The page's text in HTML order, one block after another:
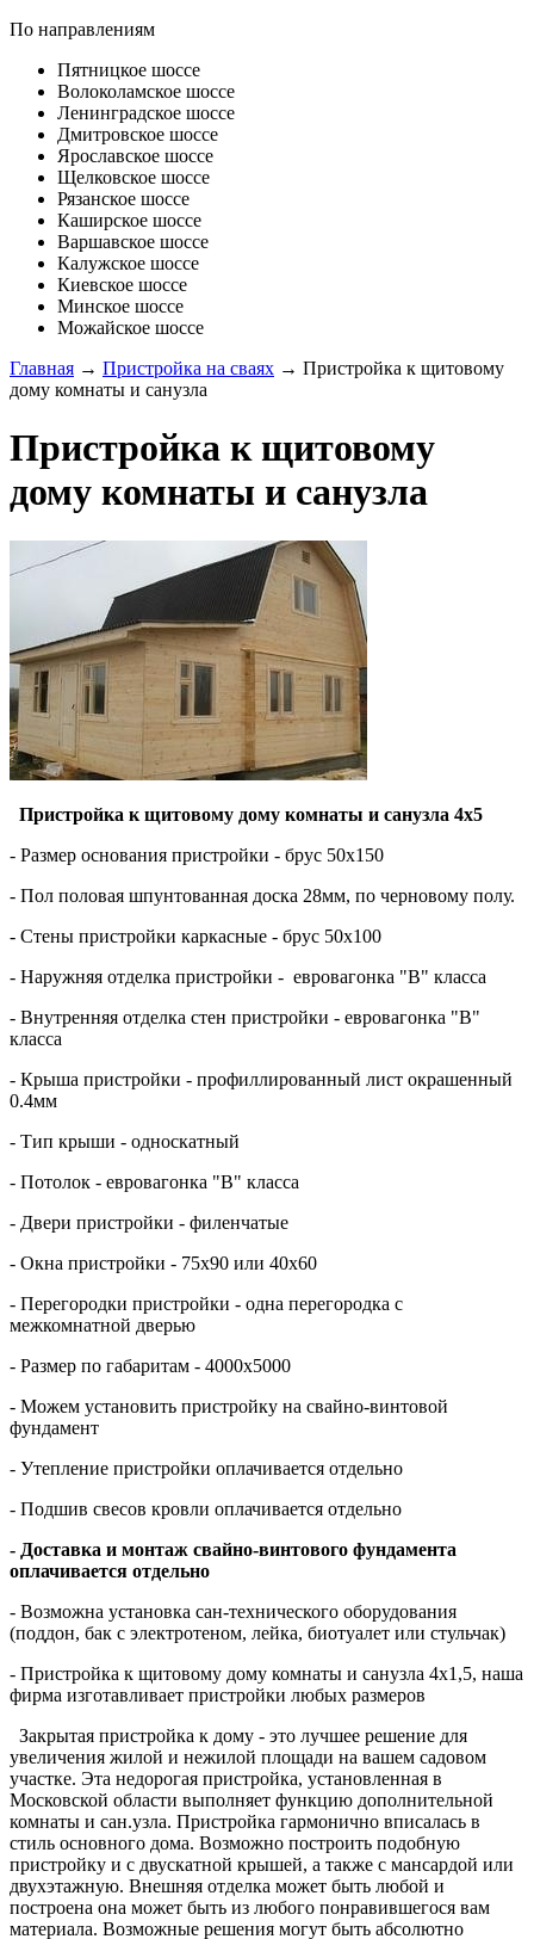
По направлениям
Пятницкое шоссе
Волоколамское шоссе
Ленинградское шоссе
Дмитровское шоссе
Ярославское шоссе
Щелковское шоссе
Рязанское шоссе
Каширское шоссе
Варшавское шоссе
Калужское шоссе
Киевское шоссе
Минское шоссе
Можайское шоссе
Главная → Пристройка на сваях → Пристройка к щитовому
дому комнаты и санузла
Пристройка к щитовому
дому комнаты и санузла
Пристройка к щитовому дому комнаты и санузла 4х5
- Размер основания пристройки - брус 50х150
- Пол половая шпунтованная доска 28мм, по черновому полу.
- Стены пристройки каркасные - брус 50х100
- Наружняя отделка пристройки - евровагонка "В" класса
- Внутренняя отделка стен пристройки - евровагонка "В"
класса
- Крыша пристройки - профиллированный лист окрашенный
0.4мм
- Тип крыши - односкатный
- Потолок - евровагонка "В" класса
- Двери пристройки - филенчатые
- Окна пристройки - 75х90 или 40х60
- Перегородки пристройки - одна перегородка с
межкомнатной дверью
- Размер по габаритам - 4000х5000
- Можем установить пристройку на свайно-винтовой
фундамент
- Утепление пристройки оплачивается отдельно
- Подшив свесов кровли оплачивается отдельно
- Доставка и монтаж свайно-винтового фундамента
оплачивается отдельно
- Возможна установка сан-технического оборудования
(поддон, бак с электротеном, лейка, биотуалет или стульчак)
- Пристройка к щитовому дому комнаты и санузла 4х1,5, наша
фирма изготавливает пристройки любых размеров
Закрытая пристройка к дому - это лучшее решение для
увеличения жилой и нежилой площади на вашем садовом
участке. Эта недорогая пристройка, установленная в
Московской области выполняет функцию дополнительной
комнаты и сан.узла. Пристройка гармонично вписалась в
стиль основного дома. Возможно построить подобную
пристройку и с двускатной крышей, а также с мансардой или
двухэтажную. Внешняя отделка может быть любой и
построена она может быть из любого понравившегося вам
материала. Возможные решения могут быть абсолютно